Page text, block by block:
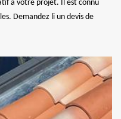
à votre projet. Il est connu
Demandez li un devis de